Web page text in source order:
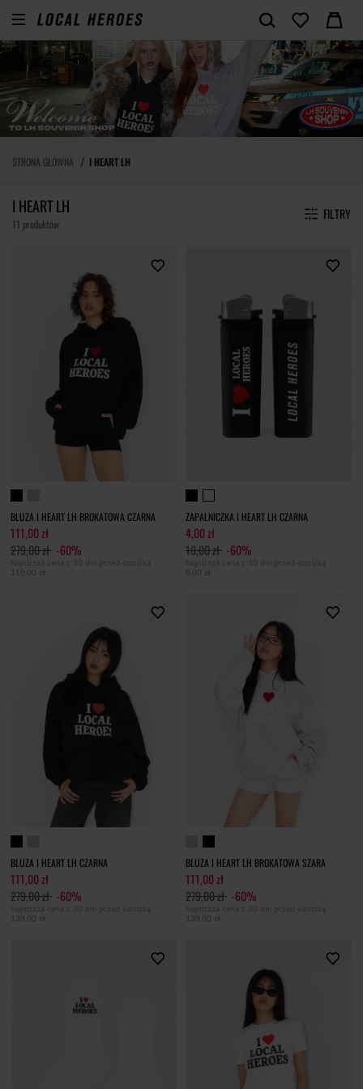
STRONA GŁÓWNA I HEART LH
I HEART LH
11 produktów
FILTRY
BLUZA I HEART LH BROKATOWA CZARNA
111,00 zł
279,00 zł -60%
Najniższa cena z 30 dni przed obniżką
119,00 zł
ZAPALNICZKA I HEART LH CZARNA
4,00 zł
10,00 zł -60%
Najniższa cena z 30 dni przed obniżką
5,00 zł
BLUZA I HEART LH CZARNA
111,00 zł
279,00 zł -60%
Najniższa cena z 30 dni przed obniżką
139,00 zł
BLUZA I HEART LH BROKATOWA SZARA
111,00 zł
279,00 zł -60%
Najniższa cena z 30 dni przed obniżką
139,00 zł